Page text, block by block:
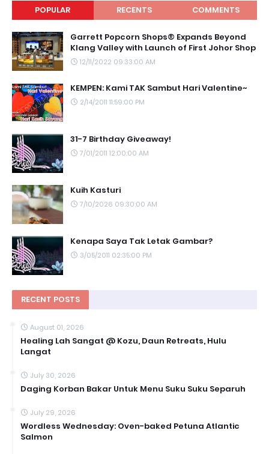
POPULAR RECENTS COMMENTS
Garrett Popcorn Shops® Expands Beyond
Klang Valley with Launch of First Johor Shop
12/11/2022 09:33:00 AM
KEMPEN: Kami TAK Sambut Hari Valentine~
2/14/2011 11:59:00 PM
31-7 Birthday Giveaway!
7/01/2011 12:00:00 AM
Kuih Kasturi
7/10/2026 09:30:00 AM
Kenapa Saya Tak Letak Gambar?
3/05/2011 02:35:00 PM
RECENT POSTS
August 01, 2026
Healing Lah Sangat @ Kozu, Daun Retreats, Hulu
Langat
July 30, 2026
Daging Korban Bakar Untuk Menu Suku Suku Separuh
July 29, 2026
Wordless Wednesday: Oven-baked Petuna Atlantic
Salmon